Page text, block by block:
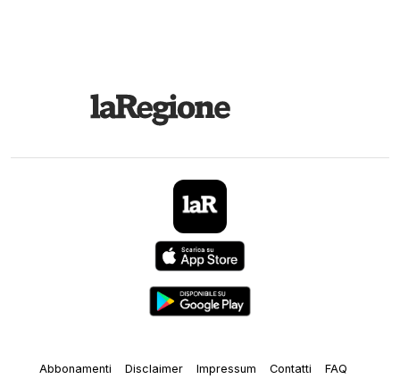
Abbonamenti Disclaimer Impressum Contatti
FAQ